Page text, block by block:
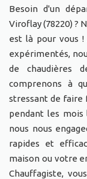
Besoin d'un
Viroflay (78220) ?
est là pour vous
expérimentés,
de chaudières
comprenons à
stressant de faire
pendant les mois
nous nous
rapides et
maison ou votre
Chauffagiste,